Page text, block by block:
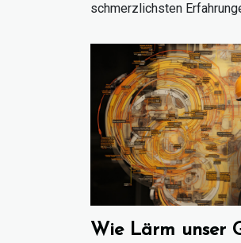
schmerzlichsten
Wie Lärm unser